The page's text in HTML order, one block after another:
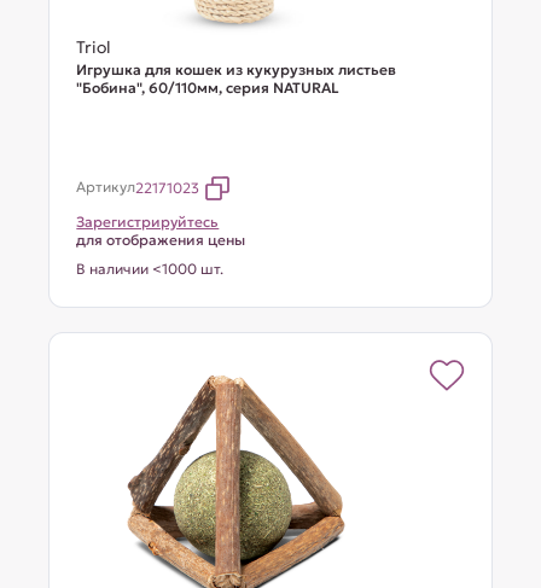
Triol
Игрушка для кошек из кукурузных листьев
"Бобина", 60/110мм, серия NATURAL
Артикул22171023
Зарегистрируйтесь
для отображения цены
В наличии <1000 шт.